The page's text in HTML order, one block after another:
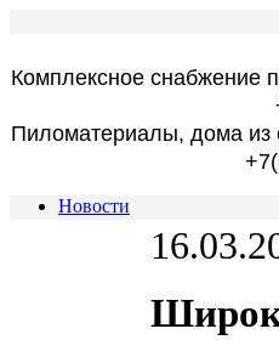
Комплексное снабжение
Пиломатериалы, дома из
Новости